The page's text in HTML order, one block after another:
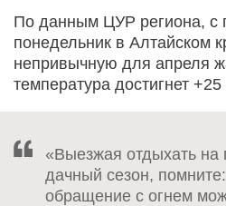
По данным ЦУР региона, с
понедельник в Алтайском
непривычную для апреля
температура достигнет +25
«Выезжая отдыхать на
дачный сезон,
обращение с огнем